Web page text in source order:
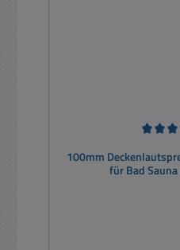
100mm
für Bad